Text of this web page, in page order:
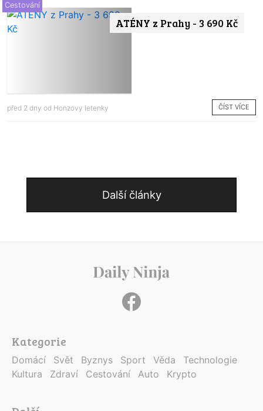
ATÉNY z Prahy - 3 690 Kč
Cestování
před 2 dny od Honzovy letenky ČÍST VÍCE
Další články
Kategorie
Domácí Svět Byznys Sport Věda
Technologie
Kultura
Zdraví Cestování Auto Krypto